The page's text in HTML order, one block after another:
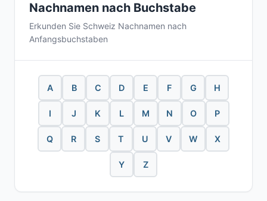
Nachnamen nach Buchstabe
Erkunden Sie Schweiz Nachnamen nach
Anfangsbuchstaben
A B C D E F G H
I J K L M N O P
Q R S T U V W X
Y Z